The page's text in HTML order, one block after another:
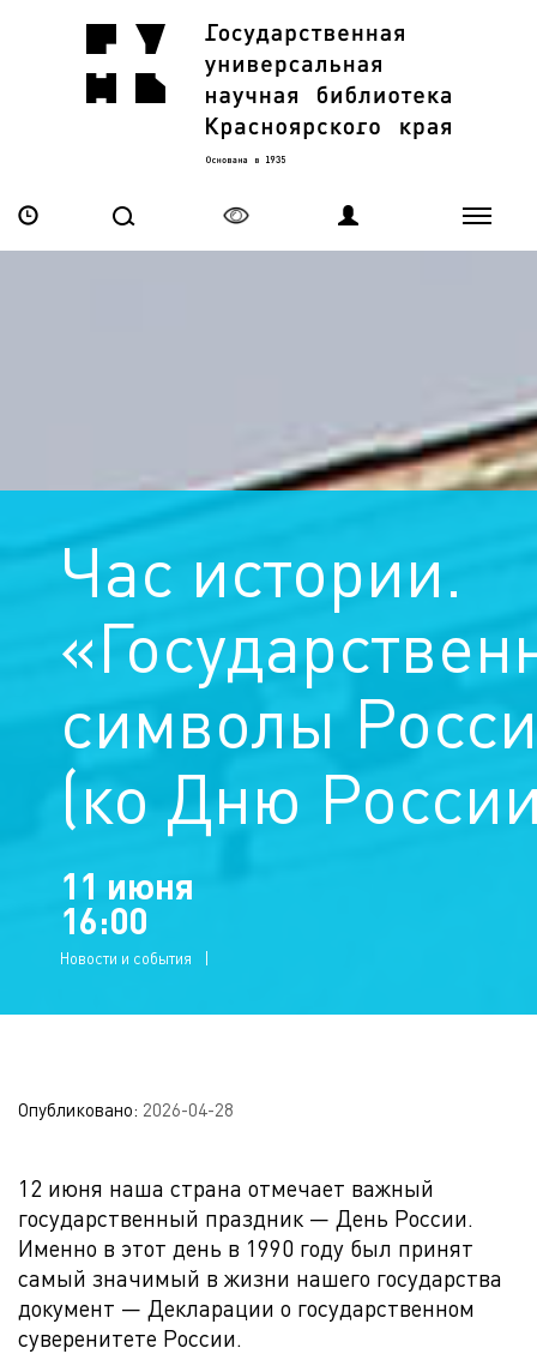
Час истории.
символы
(ко Дню
11 июня
16:00
Новости и события
Опубликовано: 2026-04-28
12 июня наша страна отмечает важный
государственный праздник — День России.
Именно в этот день в 1990 году был принят
самый значимый в жизни нашего государства
документ — Декларации о государственном
суверенитете России.